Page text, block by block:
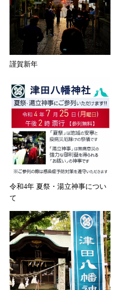
謹賀新年
令和4年 夏祭・湯立神事につい
て